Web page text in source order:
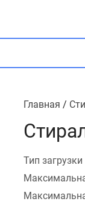
Главная /
Тип загрузки